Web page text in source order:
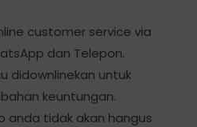
customer service via
dan Telepon.
didownlinekan untuk
keuntungan.
anda tidak akan hangus